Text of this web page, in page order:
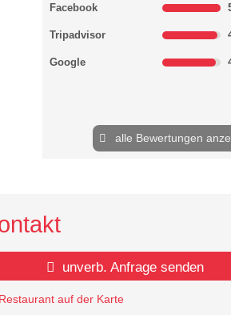
Facebook
Tripadvisor
Google
alle Bewertungen
unverb. Anfrage senden
Restaurant auf der Karte